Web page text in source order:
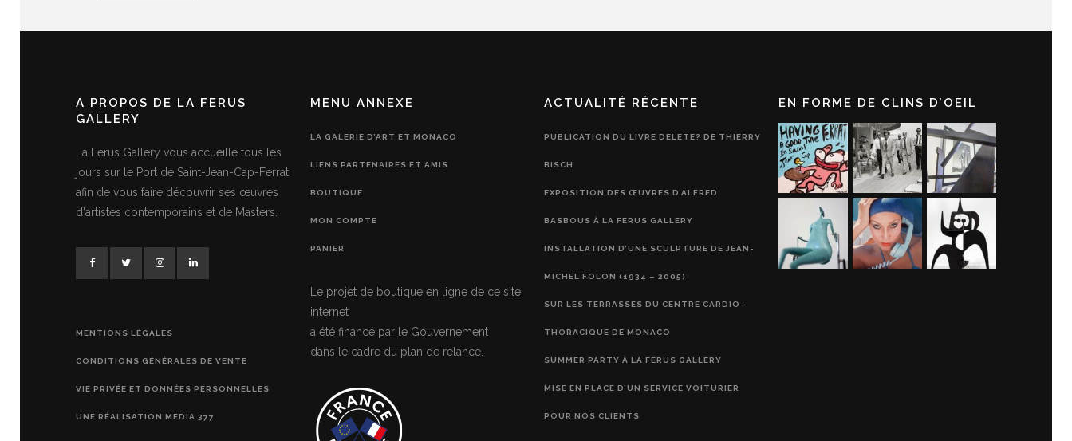
A PROPOS DE LA FERUS
GALLERY
La Ferus Gallery vous accueille tous les
jours sur le Port de Saint-Jean-Cap-Ferrat
afin de vous faire découvrir ses œuvres
d'artistes contemporains et de Masters.
MENTIONS LÉGALES
CONDITIONS GÉNÉRALES DE VENTE
VIE PRIVÉE ET DONNÉES PERSONNELLES
UNE RÉALISATION MEDIA 377
MENU ANNEXE
LA GALERIE D’ART ET MONACO
LIENS PARTENAIRES ET AMIS
BOUTIQUE
MON COMPTE
PANIER
Le projet de boutique en ligne de ce site
internet
a été financé par le Gouvernement
dans le cadre du plan de relance.
ACTUALITÉ RÉCENTE
PUBLICATION DU LIVRE DELETE? DE THIERRY
BISCH
EXPOSITION DES ŒUVRES D’ALFRED
BASBOUS À LA FERUS GALLERY
INSTALLATION D’UNE SCULPTURE DE JEAN-
MICHEL FOLON (1934 – 2005)
SUR LES TERRASSES DU CENTRE CARDIO-
THORACIQUE DE MONACO
SUMMER PARTY À LA FERUS GALLERY
MISE EN PLACE D’UN SERVICE VOITURIER
POUR NOS CLIENTS
EN FORME DE CLINS D’OEIL